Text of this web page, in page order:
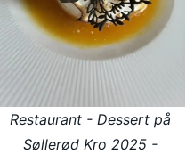
Restaurant - Dessert på
Søllerød Kro 2025 -